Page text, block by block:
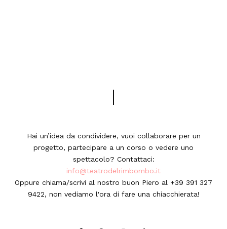
Hai un’idea da condividere, vuoi collaborare per un
progetto, partecipare a un corso o vedere uno
spettacolo? Contattaci:
info@teatrodelrimbombo.it
Oppure chiama/scrivi al nostro buon Piero al +39 391 327
9422, non vediamo l'ora di fare una chiacchierata!